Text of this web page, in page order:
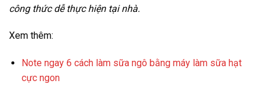
công thức dễ thực hiện tại nhà.
Xem thêm:
Note ngay 6 cách làm sữa ngô bằng máy làm sữa hạt
cực ngon